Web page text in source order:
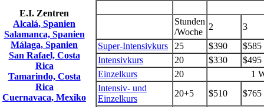
E.I. Zentren
Alcalá, Spanien
Salamanca, Spanien
Málaga, Spanien
San Rafael, Costa
Rica
Tamarindo, Costa
Rica
Cuernavaca, Mexiko
Stunden
/Woche
2
3
Super-Intensivkurs
25 $390
$585
Intensivkurs
20 $330
$495
Einzelkurs
20
1
Intensiv- und
Einzelkurs
20+5 $510 $765